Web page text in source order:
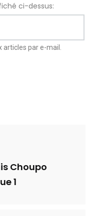
ci-dessus:
par e-mail.
Choupo
1